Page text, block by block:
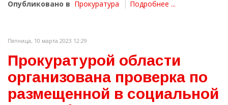
Опубликовано в Прокуратура Подробнее ...
Пятница, 10 марта 2023 12:29
Прокуратурой области
организована проверка по
размещенной в социальной